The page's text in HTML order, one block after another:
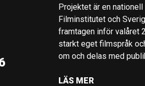
Projektet är en
Filminstitutet och
framtagen inför valåret
starkt eget filmspråk
om och delas med
LÄS MER